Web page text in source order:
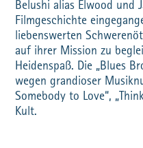
Belushi alias Elwood und
Filmgeschichte
liebenswerten
auf ihrer Mission zu
Heidenspaß. Die „Blues
wegen grandioser
Somebody to Love“,
Kult.